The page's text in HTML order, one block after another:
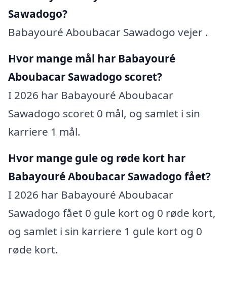
Sawadogo?
Babayouré Aboubacar Sawadogo vejer .
Hvor mange mål har Babayouré
Aboubacar Sawadogo scoret?
I 2026 har Babayouré Aboubacar
Sawadogo scoret 0 mål, og samlet i sin
karriere 1 mål.
Hvor mange gule og røde kort har
Babayouré Aboubacar Sawadogo fået?
I 2026 har Babayouré Aboubacar
Sawadogo fået 0 gule kort og 0 røde kort,
og samlet i sin karriere 1 gule kort og 0
røde kort.